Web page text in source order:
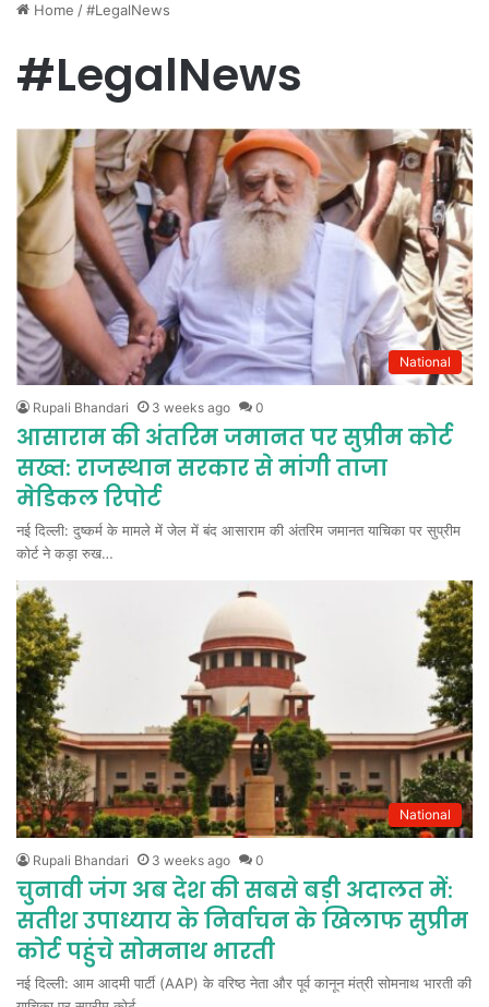
Home /#LegalNews
#LegalNews
National
Rupali Bhandari 3 weeks ago 0
आसाराम की अंतरिम जमानत पर सुप्रीम कोर्ट
सख्त: राजस्थान सरकार से मांगी ताजा
मेडिकल रिपोर्ट
नई दिल्ली: दुष्कर्म के मामले में जेल में बंद आसाराम की अंतरिम जमानत याचिका पर सुप्रीम
कोर्ट ने कड़ा रुख…
National
Rupali Bhandari 3 weeks ago 0
चुनावी जंग अब देश की सबसे बड़ी अदालत में:
सतीश उपाध्याय के निर्वाचन के खिलाफ सुप्रीम
कोर्ट पहुंचे सोमनाथ भारती
नई दिल्ली: आम आदमी पार्टी (AAP) के वरिष्ठ नेता और पूर्व कानून मंत्री सोमनाथ भारती की